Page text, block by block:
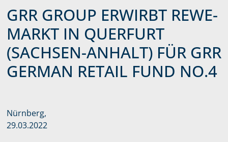
GRR GROUP ERWIRBT REWE-
MARKT IN QUERFURT
(SACHSEN-ANHALT) FÜR GRR
GERMAN RETAIL FUND NO.4
Nürnberg,
29.03.2022